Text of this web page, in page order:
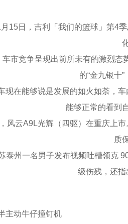
日，吉利「我们的篮球」第4季
竞争呈现出前所未有的激烈态
的“金九银十
在能够说是发展的如火如荼，车
能够正常的看到
云A9L光辉（四驱）在重庆上市
质
州一名男子发布视频吐槽领克
级伤残，还
主动牛仔撞钉机